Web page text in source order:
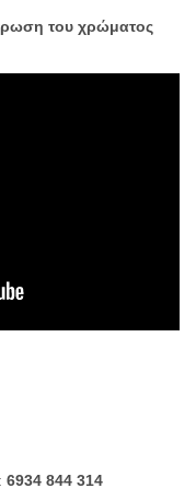
του χρώματος
6934 844 314